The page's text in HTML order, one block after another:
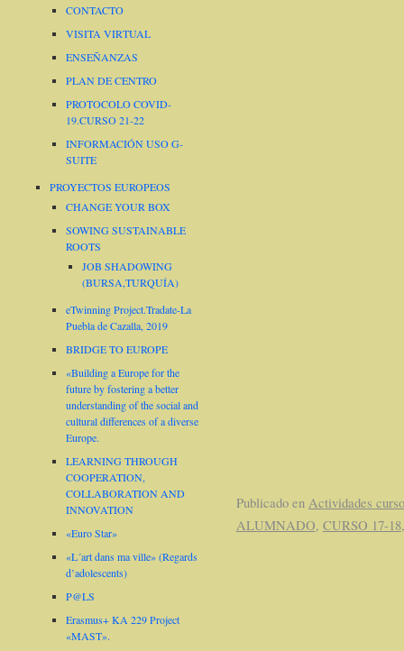
Publicado en Actividades
ALUMNADO, CURSO 17-18
CONTACTO
VISITA VIRTUAL
ENSEÑANZAS
PLAN DE CENTRO
PROTOCOLO COVID-
19.CURSO 21-22
INFORMACIÓN USO G-
SUITE
PROYECTOS EUROPEOS
CHANGE YOUR BOX
SOWING SUSTAINABLE
ROOTS
JOB SHADOWING
(BURSA,TURQUÍA)
eTwinning Project.Tradate-La
Puebla de Cazalla, 2019
BRIDGE TO EUROPE
«Building a Europe for the
future by fostering a better
understanding of the social and
cultural differences of a diverse
Europe.
LEARNING THROUGH
COOPERATION,
COLLABORATION AND
INNOVATION
«Euro Star»
«L´art dans ma ville» (Regards
d’adolescents)
P@LS
Erasmus+ KA 229 Project
«MAST».